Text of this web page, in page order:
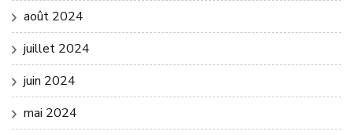
août 2024
juillet 2024
juin 2024
mai 2024